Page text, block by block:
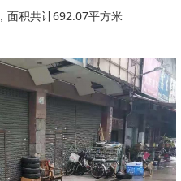
电
面积共计692.07平方米